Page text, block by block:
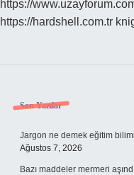
https://
https://hardshell.com.tr
Sidebar
Son Yazılar
Jargon ne demek eğitim
Ağustos 7, 2026
Bazı maddeler mermeri